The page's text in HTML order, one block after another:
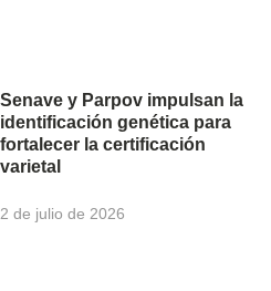
Senave y Parpov impulsan la
identificación genética para
fortalecer la certificación
varietal
2 de julio de 2026